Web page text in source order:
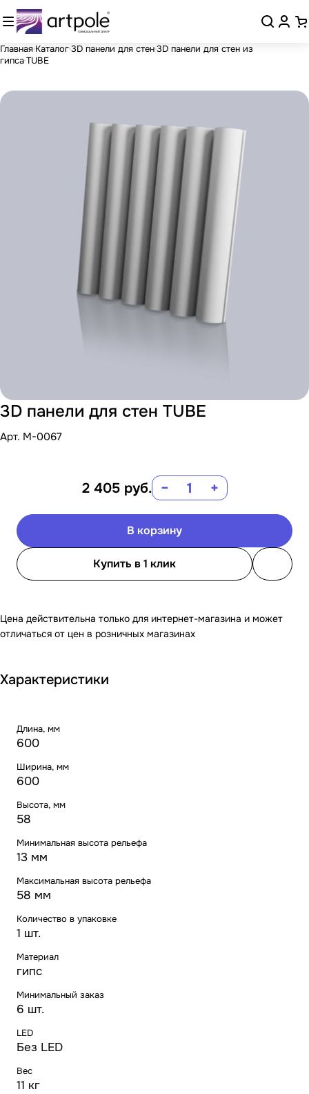
Главная Каталог3D панели для стен3D панели для стен из
гипсаTUBE
3D панели для стен TUBE
Арт. M-0067
2 405 руб. − +
В корзину
Купить в 1 клик
Цена действительна только для интернет-магазина и может
отличаться от цен в розничных магазинах
Характеристики
Длина, мм
600
Ширина, мм
600
Высота, мм
58
Минимальная высота рельефа
13 мм
Максимальная высота рельефа
58 мм
Количество в упаковке
1 шт.
Материал
гипс
Минимальный заказ
6 шт.
LED
Без LED
Вес
11 кг